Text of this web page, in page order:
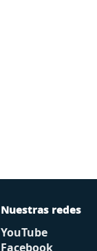
Nuestras redes
YouTube
Facebook